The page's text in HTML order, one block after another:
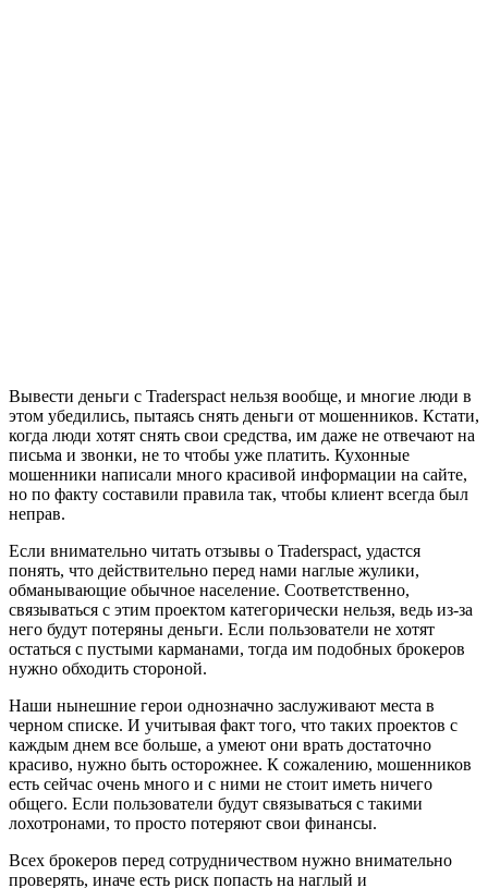
Вывести деньги с Traderspact нельзя вообще, и многие люди в
этом убедились, пытаясь снять деньги от мошенников. Кстати,
когда люди хотят снять свои средства, им даже не отвечают на
письма и звонки, не то чтобы уже платить. Кухонные
мошенники написали много красивой информации на сайте,
но по факту составили правила так, чтобы клиент всегда был
неправ.
Если внимательно читать отзывы о Traderspact, удастся
понять, что действительно перед нами наглые жулики,
обманывающие обычное население. Соответственно,
связываться с этим проектом категорически нельзя, ведь из-за
него будут потеряны деньги. Если пользователи не хотят
остаться с пустыми карманами, тогда им подобных брокеров
нужно обходить стороной.
Наши нынешние герои однозначно заслуживают места в
черном списке. И учитывая факт того, что таких проектов с
каждым днем все больше, а умеют они врать достаточно
красиво, нужно быть осторожнее. К сожалению, мошенников
есть сейчас очень много и с ними не стоит иметь ничего
общего. Если пользователи будут связываться с такими
лохотронами, то просто потеряют свои финансы.
Всех брокеров перед сотрудничеством нужно внимательно
проверять, иначе есть риск попасть на наглый и